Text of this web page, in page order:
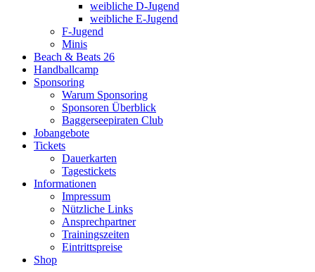
weibliche D-Jugend
weibliche E-Jugend
F-Jugend
Minis
Beach & Beats 26
Handballcamp
Sponsoring
Warum Sponsoring
Sponsoren Überblick
Baggerseepiraten Club
Jobangebote
Tickets
Dauerkarten
Tagestickets
Informationen
Impressum
Nützliche Links
Ansprechpartner
Trainingszeiten
Eintrittspreise
Shop